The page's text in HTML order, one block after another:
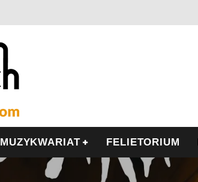
MUZYKWARIAT FELIETORIUM